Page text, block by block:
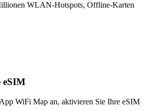
WLAN-Hotspots, Offline-Karten
eSIM
WiFi Map an, aktivieren Sie Ihre eSIM